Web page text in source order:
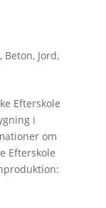
, Beton, Jord,
Efterskole
i
om
Efterskole